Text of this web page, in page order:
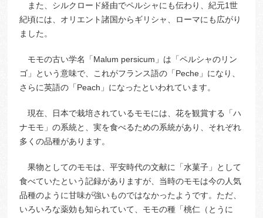
また、シルクロード経由でペルシャにも伝わり、紀元1世
紀頃には、オリエント諸国からギリシャ、ローマにも広がり
ました。
モモの古い学名「Malum persicum」は「ペルシャのリン
ゴ」という意味で、これがフランス語の「Peche」になり、
さらに英語の「Peach」になったといわれています。
現在、日本で栽培されているモモには、花を観賞する「ハ
ナモモ」の系統と、実を食べるための系統があり、それぞれ
多くの品種があります。
果物としてのモモは、平安時代の文献に「水菓子」として
食べていたという記録がありますが、当時のモモは今の人気
品種のように甘味が強いものではなかったようです。ただ、
いろいろな薬効も知られていて、モモの種「桃仁（とうに